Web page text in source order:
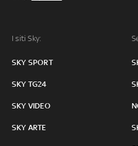
I siti Sky:
SKY SPORT
SKY TG24
SKY VIDEO
SKY ARTE